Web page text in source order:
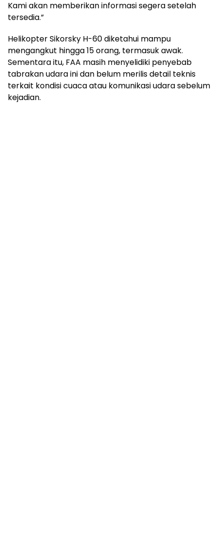
Kami akan memberikan informasi segera setelah
tersedia.”
Helikopter Sikorsky H-60 diketahui mampu
mengangkut hingga 15 orang, termasuk awak.
Sementara itu, FAA masih menyelidiki penyebab
tabrakan udara ini dan belum merilis detail teknis
terkait kondisi cuaca atau komunikasi udara sebelum
kejadian.